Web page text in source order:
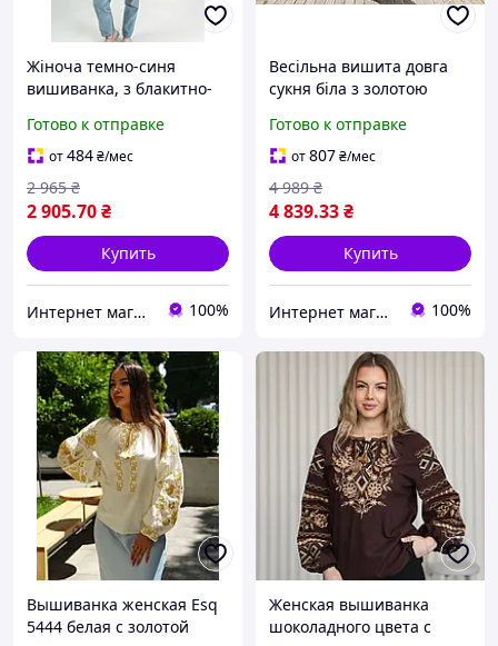
Жіноча темно-синя
вишиванка, з блакитно-
Готово к отправке
от484₴/мес
2 905.70₴
2 965 ₴
Купить
Интернет магазин "EtnoVyshуvka" 100%
Весільна вишита довга
сукня біла з золотою
Готово к отправке
от807₴/мес
4 839.33₴
4 989 ₴
Купить
Интернет магазин "EtnoVyshуvka" 100%
Вышиванка женская Esq
5444 белая с золотой
Женская вышиванка
шоколадного цвета с